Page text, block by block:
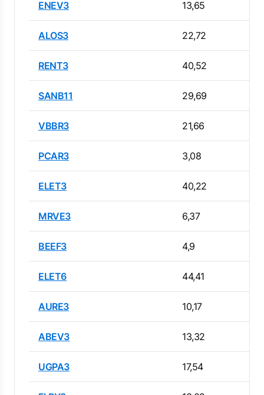
ENEV3 13,65
ALOS3 22,72
RENT3 40,52
SANB11 29,69
VBBR3 21,66
PCAR3 3,08
ELET3 40,22
MRVE3 6,37
BEEF3 4,9
ELET6 44,41
AURE3 10,17
ABEV3 13,32
UGPA3 17,54